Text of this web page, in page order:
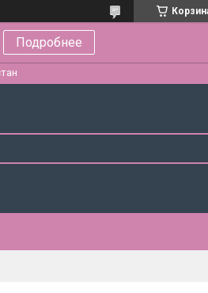
Подробнее